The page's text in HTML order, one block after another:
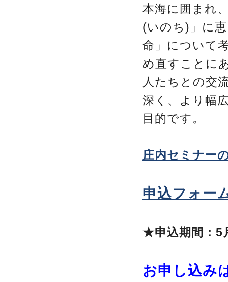
本海に囲まれ
(いのち)」に
命」について
め直すことに
人たちとの交
深く、より幅
目的です。
庄内セミナー
申込フォー
★申込期間：5
お申し込み